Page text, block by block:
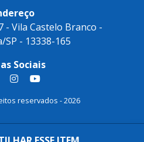
- (19) 2516-0001
- Vila Castelo Branco -